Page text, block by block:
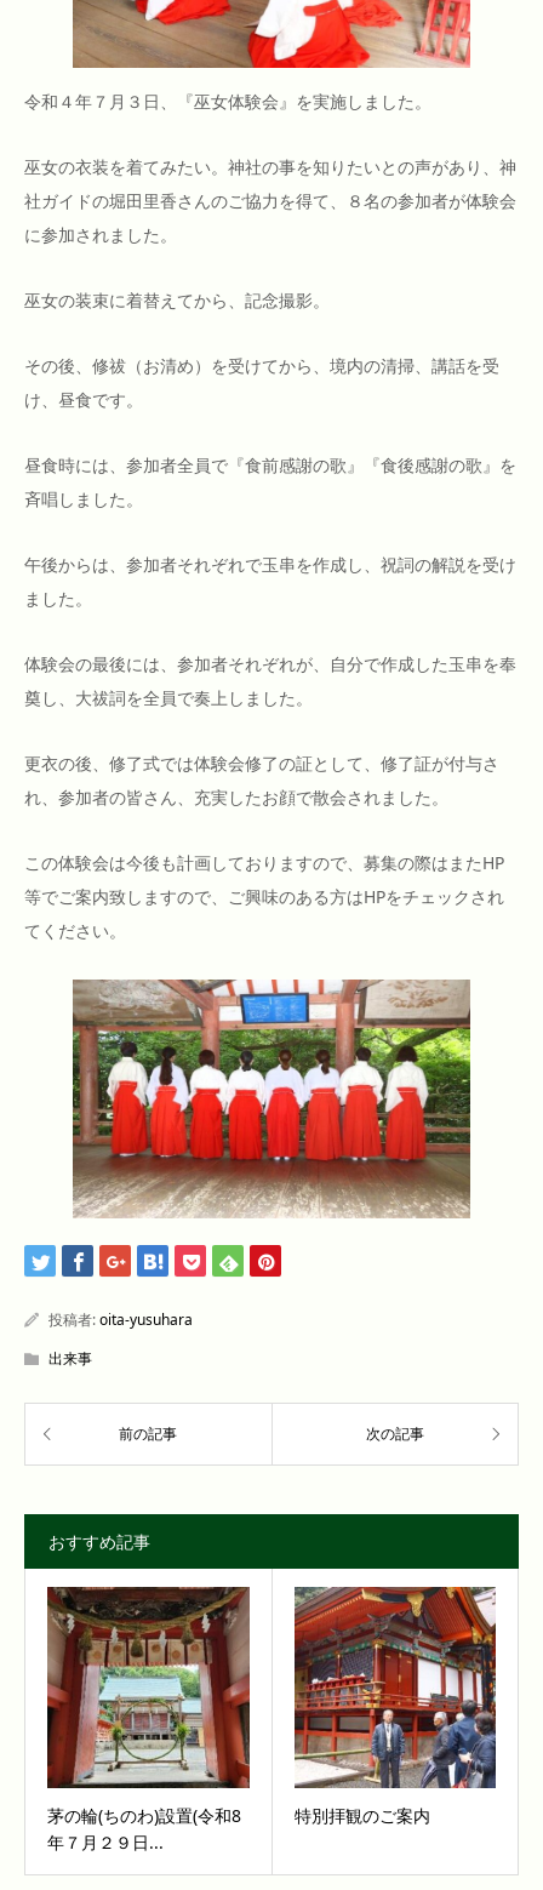
令和４年７月３日、『巫女体験会』を実施しました。
巫女の衣装を着てみたい。神社の事を知りたいとの声があり、神
社ガイドの堀田里香さんのご協力を得て、８名の参加者が体験会
に参加されました。
巫女の装束に着替えてから、記念撮影。
その後、修祓（お清め）を受けてから、境内の清掃、講話を受
け、昼食です。
昼食時には、参加者全員で『食前感謝の歌』『食後感謝の歌』を
斉唱しました。
午後からは、参加者それぞれで玉串を作成し、祝詞の解説を受け
ました。
体験会の最後には、参加者それぞれが、自分で作成した玉串を奉
奠し、大祓詞を全員で奏上しました。
更衣の後、修了式では体験会修了の証として、修了証が付与さ
れ、参加者の皆さん、充実したお顔で散会されました。
この体験会は今後も計画しておりますので、募集の際はまたHP
等でご案内致しますので、ご興味のある方はHPをチェックされ
てください。
投稿者:oita-yusuhara
出来事
おすすめ記事
茅の輪(ちのわ)設置(令和8
年７月２９日...
特別拝観のご案内